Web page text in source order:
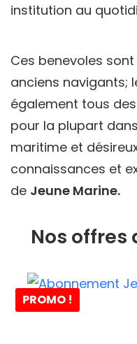
institution au
Ces benevoles
anciens navigants;
également tous
pour la plupart
maritime et
connaissances et
de Jeune Marine.
Nos
PROMO !